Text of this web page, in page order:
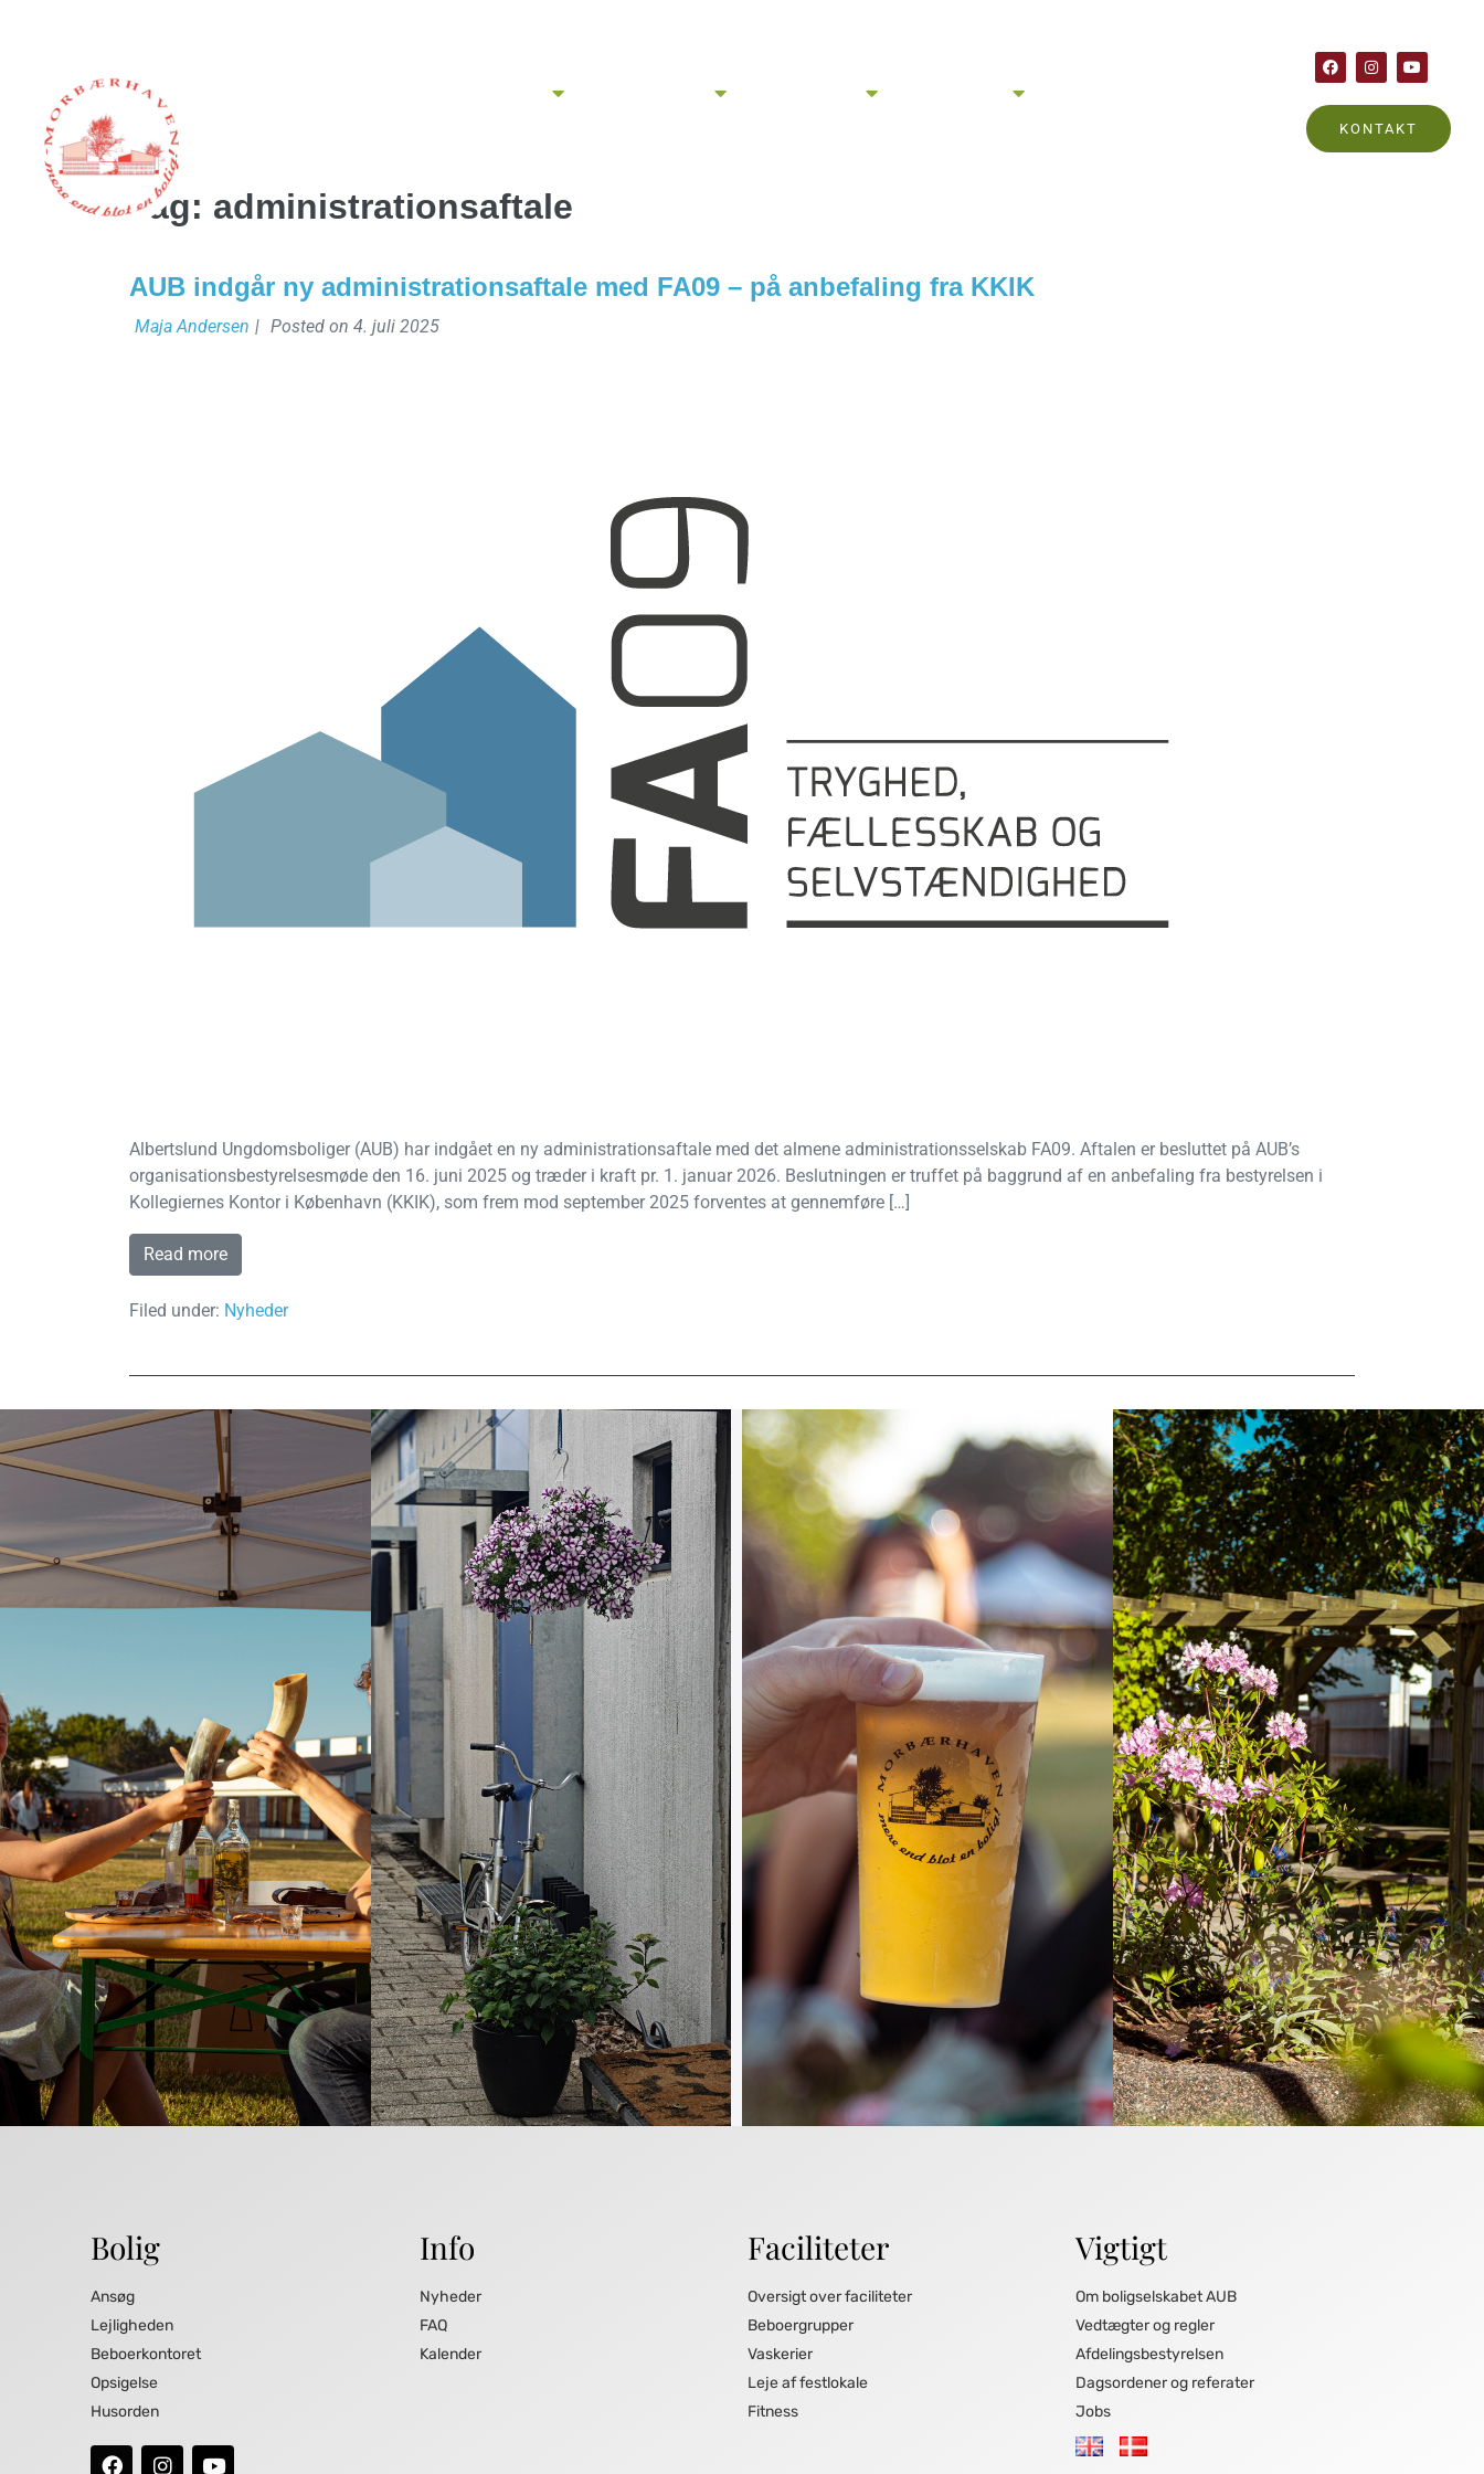
KONTAKT
Tag: administrationsaftale
AUB indgår ny administrationsaftale med FA09 – på anbefaling fra KKIK
Maja Andersen | Posted on 4. juli 2025
Albertslund Ungdomsboliger (AUB) har indgået en ny administrationsaftale med det almene administrationsselskab FA09. Aftalen er besluttet på AUB’s
organisationsbestyrelsesmøde den 16. juni 2025 og træder i kraft pr. 1. januar 2026. Beslutningen er truffet på baggrund af en anbefaling fra bestyrelsen i
Kollegiernes Kontor i København (KKIK), som frem mod september 2025 forventes at gennemføre […]
Read more
Filed under: Nyheder
Bolig
Ansøg
Lejligheden
Beboerkontoret
Opsigelse
Husorden
Info
Nyheder
FAQ
Kalender
Faciliteter
Oversigt over faciliteter
Beboergrupper
Vaskerier
Leje af festlokale
Fitness
Vigtigt
Om boligselskabet AUB
Vedtægter og regler
Afdelingsbestyrelsen
Dagsordener og referater
Jobs